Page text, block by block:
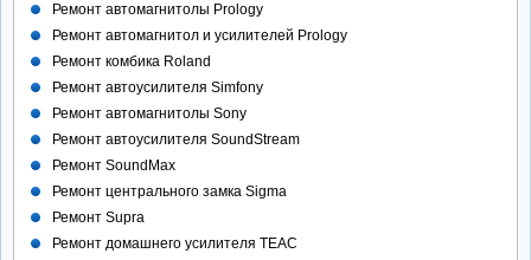
Ремонт автомагнитолы Prology
Ремонт автомагнитол и усилителей Prology
Ремонт комбика Roland
Ремонт автоусилителя Simfony
Ремонт автомагнитолы Sony
Ремонт автоусилителя SoundStream
Ремонт SoundMax
Ремонт центрального замка Sigma
Ремонт Supra
Ремонт домашнего усилителя TEAC